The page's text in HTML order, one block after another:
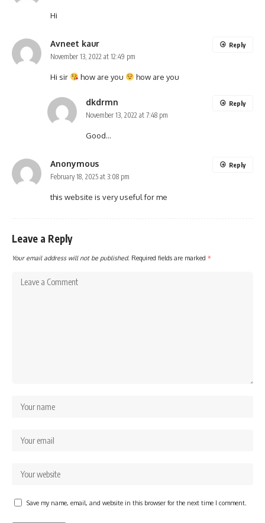
Hi
Avneet kaur
November 13, 2022 at 12:49 pm
Hi sir how are you how are you
Reply
dkdrmn
November 13, 2022 at 7:48 pm
Good…
Reply
Anonymous
February 18, 2025 at 3:08 pm
this website is very useful for me
Reply
Leave a Reply
Your email address will not be published. Required fields are marked *
Save my name, email, and website in this browser for the next time I comment.